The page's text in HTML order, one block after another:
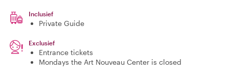
Inclusief
Private Guide
Exclusief
Entrance tickets
Mondays the Art Nouveau Center is closed